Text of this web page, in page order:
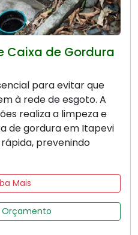
Caixa de Gordura
para evitar que
à rede de esgoto. A
realiza a limpeza e
de gordura em Itapevi
prevenindo
Mais
Orçamento